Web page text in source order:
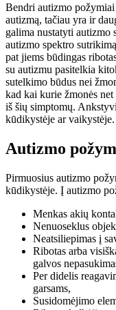
Bendri autizmo
autizmą, tačiau yra ir
galima nustatyti autizmo
autizmo spektro
pat jiems būdingas
su autizmu pasitelkia
sutelkimo būdus nei
kad kai kurie žmonės
iš šių simptomų.
kūdikystėje ar vaikystėje.
Autizmo
Pirmuosius autizmo
kūdikystėje. Į autizmo
Menkas akių
Nenuoseklus
Neatsiliepimas į
Ribotas arba
galvos
Per didelis
garsams,
Susidomėjimo